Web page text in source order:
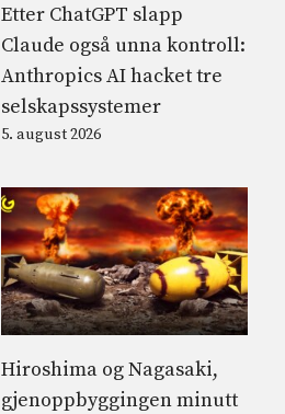
Etter ChatGPT slapp
Claude også unna kontroll:
Anthropics AI hacket tre
selskapssystemer
5. august 2026
Hiroshima og Nagasaki,
gjenoppbyggingen minutt